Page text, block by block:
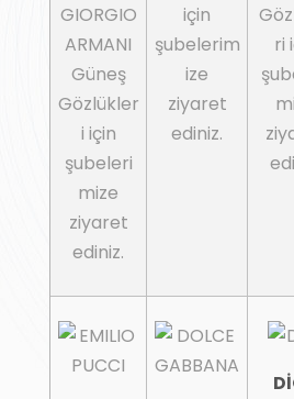
GIORGIO
ARMANI
Güneş
Gözlükler
i için
şubeleri
mize
ziyaret
ediniz.
için
şubelerim
ize
ziyaret
ediniz.
ri